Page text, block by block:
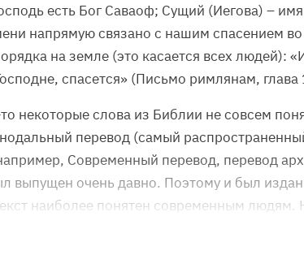
есть Бог Саваоф; Сущий (Иегова) –
напрямую связано с нашим спасением
на земле (это касается всех людей):
спасется» (Письмо римлянам, глава
некоторые слова из Библии не совсем
перевод (самый
Современный перевод, перевод
выпущен очень давно. Поэтому и был
наиболее понятен современным людям.